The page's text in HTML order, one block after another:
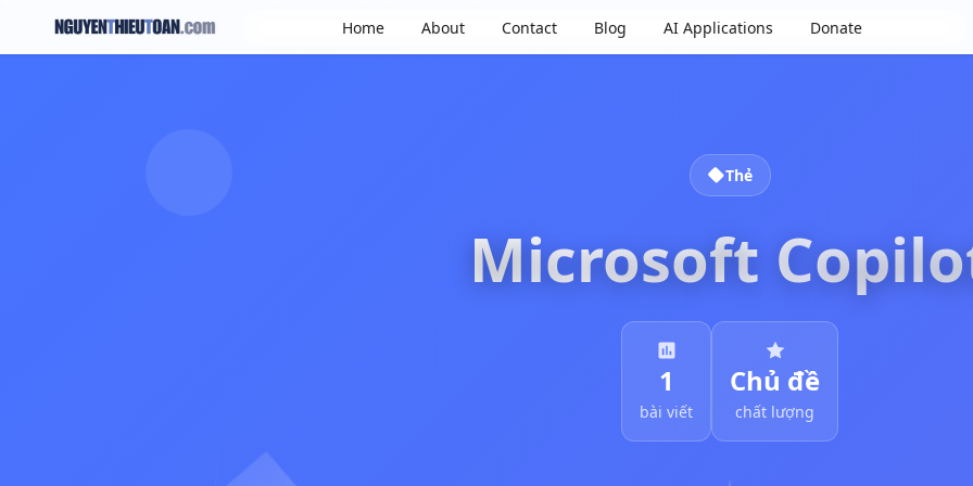
Home About Contact Blog AI Applications Donate
Thẻ
Microsoft
1
bài viết
Chủ đề
chất lượng